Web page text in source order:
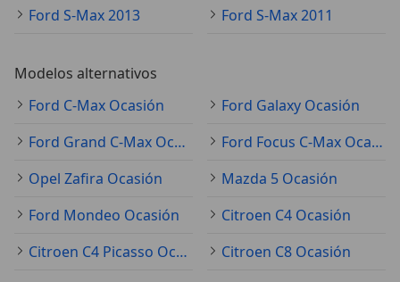
Ford S-Max 2013
Ford S-Max 2011
Modelos alternativos
Ford C-Max Ocasión
Ford Galaxy Ocasión
Ford Grand C-Max Ocasión
Ford Focus C-Max Ocasión
Opel Zafira Ocasión
Mazda 5 Ocasión
Ford Mondeo Ocasión
Citroen C4 Ocasión
Citroen C4 Picasso Ocasión
Citroen C8 Ocasión